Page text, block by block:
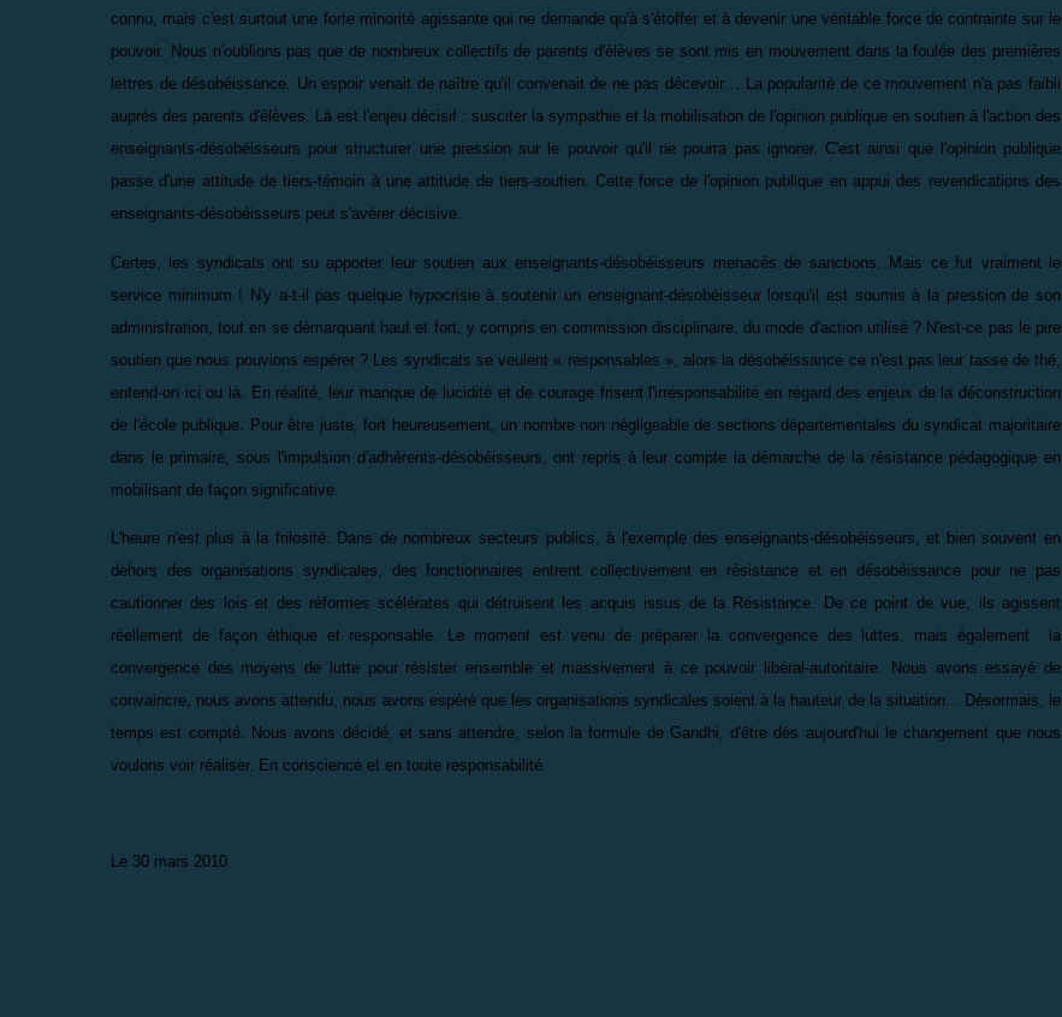
connu, mais c'est surtout une forte minorité agissante qui ne demande qu'à s'étoffer et à devenir une véritable force de contrainte sur le
pouvoir. Nous n'oublions pas que de nombreux collectifs de parents d'élèves se sont mis en mouvement dans la foulée des premières
lettres de désobéissance. Un espoir venait de naître qu'il convenait de ne pas décevoir… La popularité de ce mouvement n'a pas faibli
auprès des parents d'élèves. Là est l'enjeu décisif : susciter la sympathie et la mobilisation de l'opinion publique en soutien à l'action des
enseignants-désobéisseurs pour structurer une pression sur le pouvoir qu'il ne pourra pas ignorer. C'est ainsi que l'opinion publique
passe d'une attitude de tiers-témoin à une attitude de tiers-soutien. Cette force de l'opinion publique en appui des revendications des
enseignants-désobéisseurs peut s'avérer décisive.
Certes, les syndicats ont su apporter leur soutien aux enseignants-désobéisseurs menacés de sanctions. Mais ce fut vraiment le
service minimum ! N'y a-t-il pas quelque hypocrisie à soutenir un enseignant-désobéisseur lorsqu'il est soumis à la pression de son
administration, tout en se démarquant haut et fort, y compris en commission disciplinaire, du mode d'action utilisé ? N'est-ce pas le pire
soutien que nous pouvions espérer ? Les syndicats se veulent « responsables », alors la désobéissance ce n'est pas leur tasse de thé,
entend-on ici ou là. En réalité, leur manque de lucidité et de courage frisent l'irresponsabilité en regard des enjeux de la déconstruction
de l'école publique. Pour être juste, fort heureusement, un nombre non négligeable de sections départementales du syndicat majoritaire
dans le primaire, sous l'impulsion d'adhérents-désobéisseurs, ont repris à leur compte la démarche de la résistance pédagogique en
mobilisant de façon significative.
L'heure n'est plus à la frilosité. Dans de nombreux secteurs publics, à l'exemple des enseignants-désobéisseurs, et bien souvent en
dehors des organisations syndicales, des fonctionnaires entrent collectivement en résistance et en désobéissance pour ne pas
cautionner des lois et des réformes scélérates qui détruisent les acquis issus de la Résistance. De ce point de vue, ils agissent
réellement de façon éthique et responsable. Le moment est venu de préparer la convergence des luttes, mais également la
convergence des moyens de lutte pour résister ensemble et massivement à ce pouvoir libéral-autoritaire. Nous avons essayé de
convaincre, nous avons attendu, nous avons espéré que les organisations syndicales soient à la hauteur de la situation... Désormais, le
temps est compté. Nous avons décidé, et sans attendre, selon la formule de Gandhi, d'être dès aujourd'hui le changement que nous
voulons voir réaliser. En conscience et en toute responsabilité.
Le 30 mars 2010